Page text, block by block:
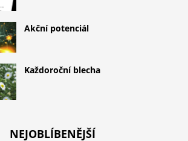
Akční potenciál
Každoroční blecha
NEJOBLÍBENĚJŠÍ